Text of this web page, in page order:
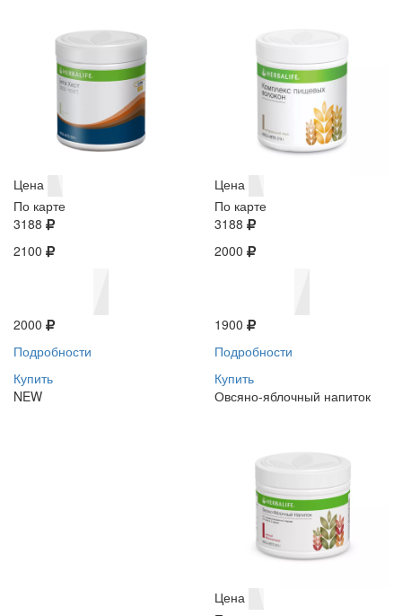
Цена
По карте
3188
2100
2000
Подробности
Купить
NEW
Цена
По карте
3188
2000
1900
Подробности
Купить
Овсяно-яблочный напиток
Цена